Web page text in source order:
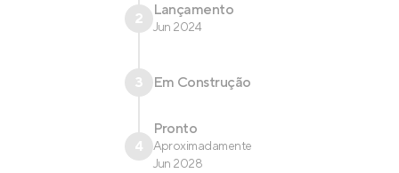
2 Lançamento
Jun 2024
3 Em Construção
4
Pronto
Aproximadamente
Jun 2028